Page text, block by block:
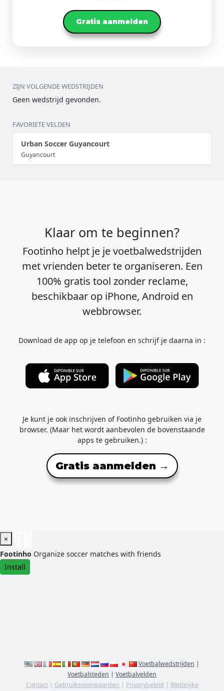
Gratis aanmelden
ZIJN VOLGENDE WEDSTRIJDEN
Geen wedstrijd gevonden.
FAVORIETE VELDEN
Urban Soccer Guyancourt
Guyancourt
Klaar om te beginnen?
Footinho helpt je je voetbalwedstrijden
met vrienden beter te organiseren. Een
100% gratis tool zonder reclame,
beschikbaar op iPhone, Android en
webbrowser.
Download de app op je telefoon en schrijf je daarna in :
Je kunt je ook inschrijven of Footinho gebruiken via je
browser. (Maar het wordt aanbevolen de bovenstaande
apps te gebruiken.) :
Gratis aanmelden →
×
Footinho Organize soccer matches with friends
Install
Voetbalwedstrijden |
Voetbalsteden | Voetbalvelden
Contact| Gebruiksvoorwaarden | Privacybeleid | Wettelijke